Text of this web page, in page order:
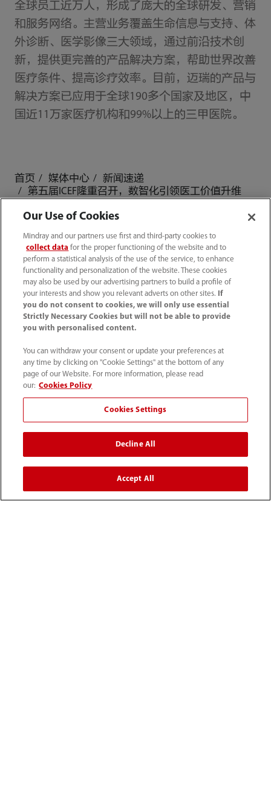
全球员工近万人，形成了庞大的全球研发、营销
和服务网络。主营业务覆盖生命信息与支持、体
外诊断、医学影像三大领域，通过前沿技术创
新，提供更完善的产品解决方案，帮助世界改善
医疗条件、提高诊疗效率。目前，迈瑞的产品与
解决方案已应用于全球190多个国家及地区，中
国近11万家医疗机构和99%以上的三甲医院。
首页 媒体中心
新闻速递
第五届ICEF隆重召开，数智化引领医工价值升维
产品及解决方案
启元大模型
媒体中心
关于我们
联系我们
Our Use of Cookies
Mindray and our partners use first and third-party cookies to
collect data for the proper functioning of the website and to
perform a statistical analysis of the use of the service, to enhance
functionality and personalization of the website. These cookies
may also be used by our advertising partners to build a profile of
your interests and show you relevant adverts on other sites.
If
you do not consent to cookies, we will only use essential
Strictly Necessary Cookies but will not be able to provide
you with personalised content.
You can withdraw your consent or update your preferences at
any time by clicking on "Cookie Settings" at the bottom of any
page of our Website. For more information, please read
our: Cookies Policy
Cookies Settings
Decline All
Accept All